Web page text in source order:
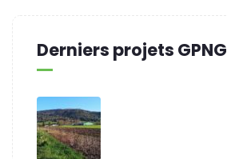
Derniers projets GPNG